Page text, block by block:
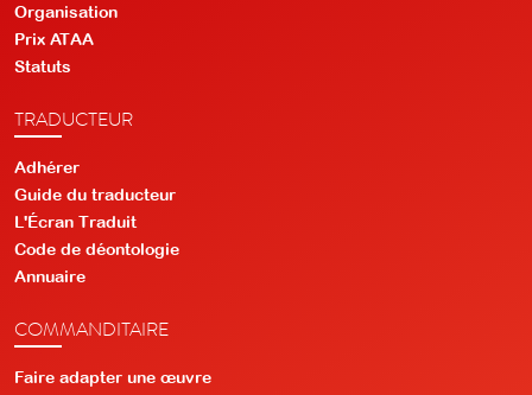
Organisation
Prix ATAA
Statuts
TRADUCTEUR
Adhérer
Guide du traducteur
L'Écran Traduit
Code de déontologie
Annuaire
COMMANDITAIRE
Faire adapter une œuvre